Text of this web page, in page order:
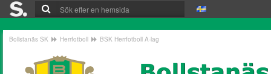
Bollstanäs SK Herrfotboll BSK Herrfotboll A-lag